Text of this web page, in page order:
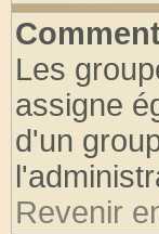
Les
assigne
d'un
Revenir